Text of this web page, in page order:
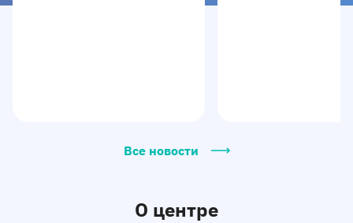
Все новости
О центре